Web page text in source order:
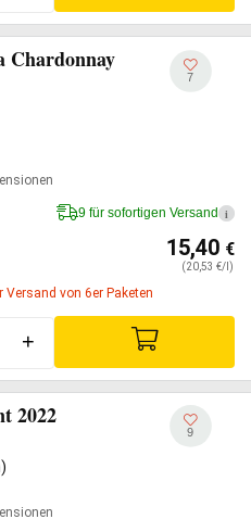
Chardonnay
7
9 für sofortigen Versand i
15,40 €
(20,53 €/l)
Versand von 6er Paketen
+
2022
9